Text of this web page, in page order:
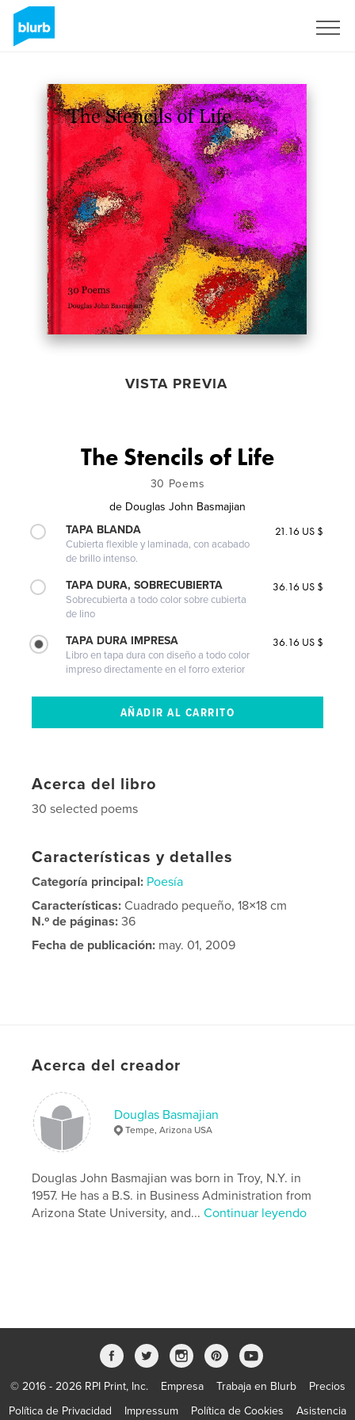
VISTA PREVIA
The Stencils of Life
30 Poems
de Douglas John Basmajian
TAPA BLANDA
Cubierta flexible y laminada, con acabado
de brillo intenso.
21.16 US $
TAPA DURA, SOBRECUBIERTA
Sobrecubierta a todo color sobre cubierta
de lino
36.16 US $
TAPA DURA IMPRESA
Libro en tapa dura con diseño a todo color
impreso directamente en el forro exterior
36.16 US $
Acerca del libro
30 selected poems
Características y detalles
Categoría principal: Poesía
Características:Cuadrado pequeño, 18×18 cm
N.º de páginas:36
Fecha de publicación: may. 01, 2009
Acerca del creador
Douglas Basmajian
Tempe, Arizona USA
Douglas John Basmajian was born in Troy, N.Y. in
1957. He has a B.S. in Business Administration from
Arizona State University, and...Continuar leyendo
© 2016 - 2026 RPI Print, Inc. Empresa Trabaja en Blurb
Precios
Política de Privacidad
Impressum Política de Cookies Asistencia